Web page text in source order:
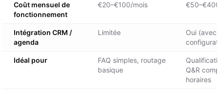
Coût mensuel de
fonctionnement
€20–€100/mois
Intégration CRM /
agenda
Limitée
Oui (avec
Idéal pour
FAQ simples, routage
basique
Q&R
horaires